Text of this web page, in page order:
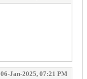
06-Jan-2025, 07:21 PM